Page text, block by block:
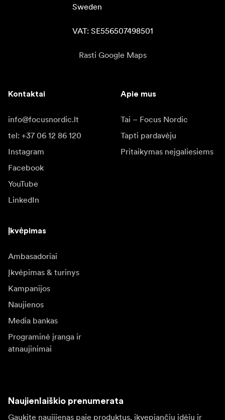
Sweden
VAT: SE556507498501
Rasti Google Maps
Kontaktai
info@focusnordic.lt
tel: +37 06 12 86 120
Instagram
Facebook
YouTube
LinkedIn
Apie mus
Tai – Focus Nordic
Tapti pardavėju
Pritaikymas neįgaliesiems
Įkvėpimas
Ambasadoriai
Įkvėpimas & turinys
Kampanijos
Naujienos
Media bankas
Programinė įranga ir
atnaujinimai
Naujienlaiškio prenumerata
Gaukite naujjienas paie produktus, įkvepiančių įdėjų ir